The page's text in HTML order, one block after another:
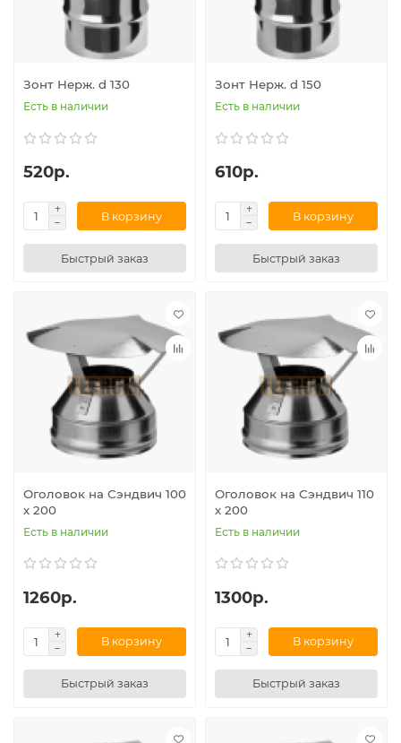
Зонт Нерж. d 130
Есть в наличии
520р.
В корзину
Быстрый заказ
Зонт Нерж. d 150
Есть в наличии
610р.
В корзину
Быстрый заказ
Оголовок на Сэндвич 100
х 200
Есть в наличии
1260р.
В корзину
Быстрый заказ
Оголовок на Сэндвич 110
х 200
Есть в наличии
1300р.
В корзину
Быстрый заказ